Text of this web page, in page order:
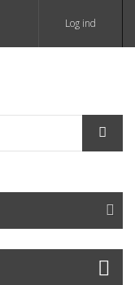
Log ind